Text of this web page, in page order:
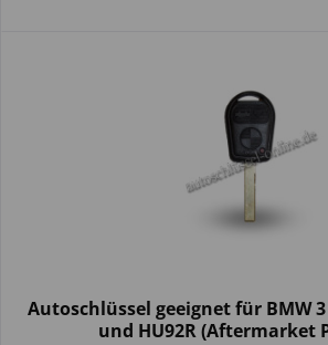
Autoschlüssel geeignet für BMW
und HU92R (Aftermarket